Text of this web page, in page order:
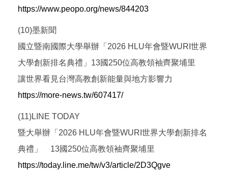
https://www.peopo.org/news/844203
(10)墨新聞
國立暨南國際大學舉辦「2026 HLU年會暨WURI世界
大學創新排名典禮」13國250位高教領袖齊聚埔里
讓世界看見台灣高教創新能量與地方影響力
https://more-news.tw/607417/
(11)LINE TODAY
暨大舉辦「2026 HLU年會暨WURI世界大學創新排名
典禮」 13國250位高教領袖齊聚埔里
https://today.line.me/tw/v3/article/2D3Qgve